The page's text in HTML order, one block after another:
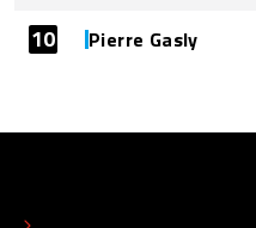
10 Pierre Gasly